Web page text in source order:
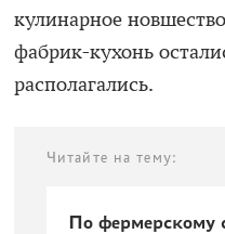
кулинарное
фабрик-кухонь
располагались.
Читайте на тему:
По фермерскому